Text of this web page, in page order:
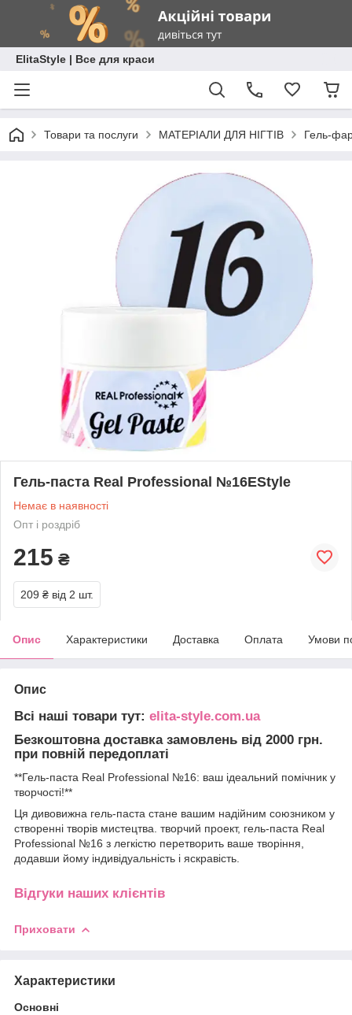
ElitaStyle | Все для краси
Товари та послуги МАТЕРІАЛИ ДЛЯ НІГТІВ Гель-
Гель-паста Real Professional №16EStyle
Немає в наявності
Опт і роздріб
215 ₴
209 ₴ від 2 шт.
Опис Характеристики Доставка Оплата Умови
Опис
Всі наші товари тут: elita-style.com.ua
Безкоштовна доставка замовлень від 2000 грн.
при повній передоплаті
**Гель-паста Real Professional №16: ваш ідеальний помічник у
творчості!**
Ця дивовижна гель-паста стане вашим надійним союзником у
створенні творів мистецтва. творчий проект, гель-паста Real
Professional №16 з легкістю перетворить ваше творіння,
додавши йому індивідуальність і яскравість.
Відгуки наших клієнтів
Приховати
Характеристики
Основні